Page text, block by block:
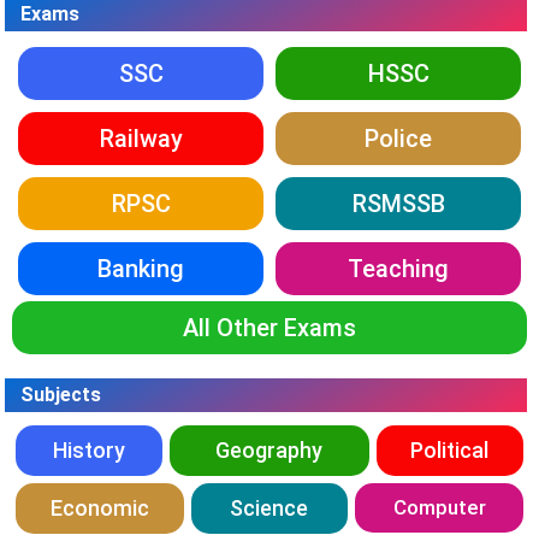
Exams
SSC HSSC
Railway Police
RPSC RSMSSB
Banking Teaching
All Other Exams
Subjects
History Geography Political
Economic Science Computer